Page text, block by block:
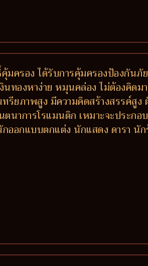
รอง ได้รับการคุ้มครองป้องกันภัย
องหาง่าย หมุนคล่อง ไม่ต้องคิดมา
ยภาพสูง มีความคิดสร้างสรรค์สูง
นาการโรแมนติก เหมาะจะประกอ
อกแบบตกแต่ง นักแสดง ดารา นัก